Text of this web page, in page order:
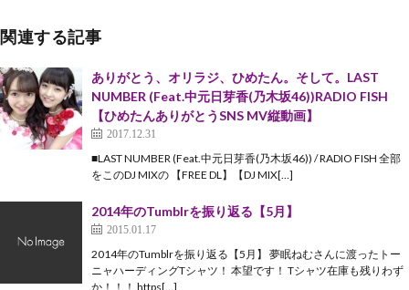
関連する記事
ありがとう、オリラジ、ひめたん。そして。LAST
NUMBER (Feat.中元日芽香(乃木坂46))RADIO FISH
【ひめたんありがとうSNS MV縦動画】
2017.12.31
■LAST NUMBER (Feat.中元日芽香(乃木坂46)) / RADIO FISH 全部
をこのDJ MIXの 【FREE DL】【DJ MIX[…]
2014年のTumblrを振り返る【5月】
2015.01.17
2014年のTumblrを振り返る【5月】 夢眠ねむさんに渡ったトー
ニャハーディングTシャツ！ 本望です！ Tシャツ在庫も残りわず
か！！！ https[…]